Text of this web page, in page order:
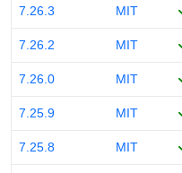
7.26.3 MIT
7.26.2 MIT
7.26.0 MIT
7.25.9 MIT
7.25.8 MIT